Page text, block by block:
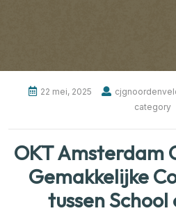
22 mei, 2025
category
OKT Amsterdam
Gemakkelijke
tussen School